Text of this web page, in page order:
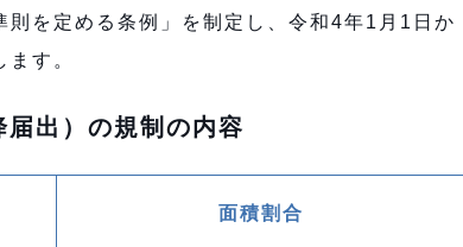
を定める条例」を制定し、令和4年1月1日か
す。
出）の規制の内容
面積割合